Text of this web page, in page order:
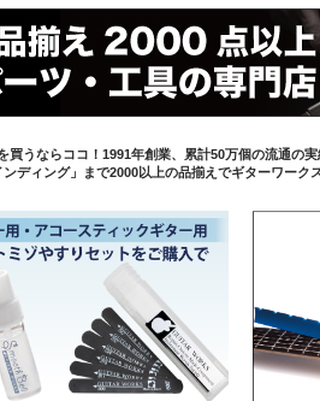
買うならココ！1991年創業、累計50万個の流通の実
ディング」まで2000以上の品揃えでギターワーク